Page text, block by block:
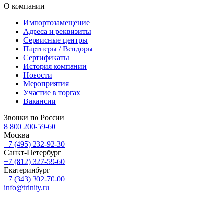
О компании
Импортозамещение
Адреса и реквизиты
Сервисные центры
Партнеры / Вендоры
Сертификаты
История компании
Новости
Мероприятия
Участие в торгах
Вакансии
Звонки по России
8 800 200-59-60
Москва
+7 (495) 232-92-30
Санкт-Петербург
+7 (812) 327-59-60
Екатеринбург
+7 (343) 302-70-00
info@trinity.ru